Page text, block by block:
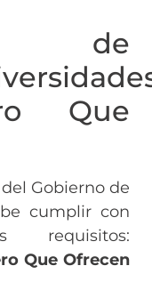
de
Que
Gobierno de
cumplir con
requisitos:
Que Ofrecen